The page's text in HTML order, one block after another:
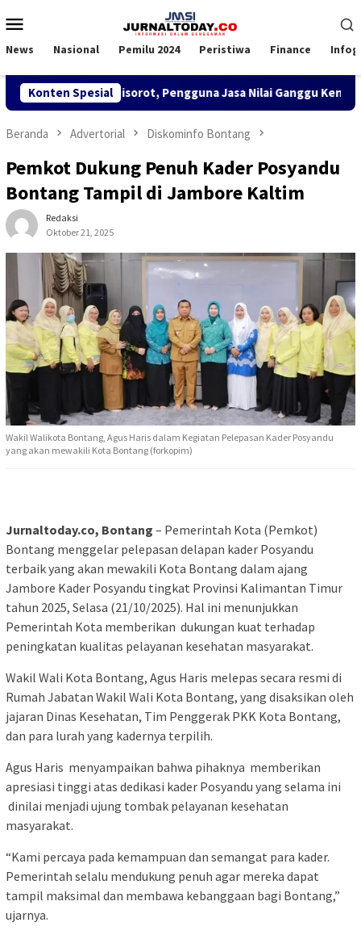
ke
Mobile
News Nasional Pemilu 2024 Peristiwa Finance
Konten Spesial
di KSOP Satui Disorot, Pengguna Jasa Nilai Ganggu
Beranda Advertorial Diskominfo Bontang
Pemkot Dukung Penuh Kader Posyandu
Bontang Tampil di Jambore Kaltim
Redaksi
Oktober 21, 2025
Wakil Walikota Bontang, Agus Haris dalam Kegiatan Pelepasan Kader Posyandu
yang akan mewakili Kota Bontang (forkopim)
Jurnaltoday.co, Bontang – Pemerintah Kota (Pemkot)
Bontang menggelar pelepasan delapan kader Posyandu
terbaik yang akan mewakili Kota Bontang dalam ajang
Jambore Kader Posyandu tingkat Provinsi Kalimantan Timur
tahun 2025, Selasa (21/10/2025). Hal ini menunjukkan
Pemerintah Kota memberikan dukungan kuat terhadap
peningkatan kualitas pelayanan kesehatan masyarakat.
Wakil Wali Kota Bontang, Agus Haris melepas secara resmi di
Rumah Jabatan Wakil Wali Kota Bontang, yang disaksikan oleh
jajaran Dinas Kesehatan, Tim Penggerak PKK Kota Bontang,
dan para lurah yang kadernya terpilih.
Agus Haris menyampaikan bahwa pihaknya memberikan
apresiasi tinggi atas dedikasi kader Posyandu yang selama ini
dinilai menjadi ujung tombak pelayanan kesehatan
masyarakat.
“Kami percaya pada kemampuan dan semangat para kader.
Pemerintah selalu mendukung penuh agar mereka dapat
tampil maksimal dan membawa kebanggaan bagi Bontang,”
ujarnya.